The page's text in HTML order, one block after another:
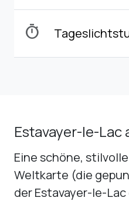
timer
Estavayer-le-Lac
Eine schöne,
Weltkarte (die
der Estavayer-le-